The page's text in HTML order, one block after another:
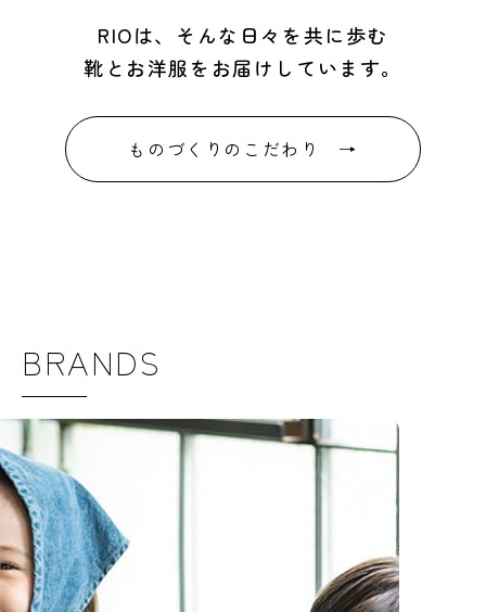
RIOは、そんな日々を共に歩む
靴とお洋服をお届けしています。
ものづくりのこだわり →
BRANDS